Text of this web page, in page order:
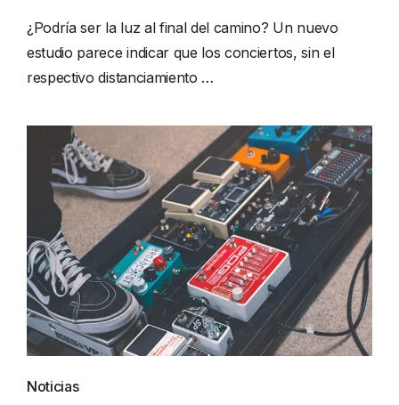
¿Podría ser la luz al final del camino? Un nuevo
estudio parece indicar que los conciertos, sin el
respectivo distanciamiento …
Noticias